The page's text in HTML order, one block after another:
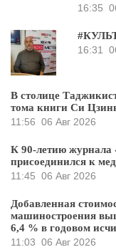
16:35
16:31
В столице
тома книги Си
11:56 06 Авг 2026
К 90-летию журнала
присоединился к
11:45 06 Авг 2026
Добавленная
машиностроения
6,4 % в годовом
11:03 06 Авг 2026